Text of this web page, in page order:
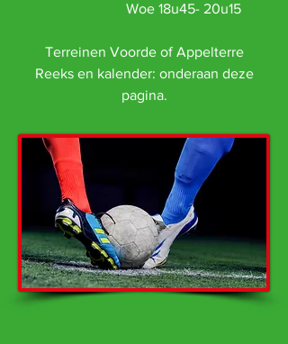
Woe 18u45- 20u15
Terreinen Voorde of Appelterre
Reeks en kalender: onderaan deze
pagina.